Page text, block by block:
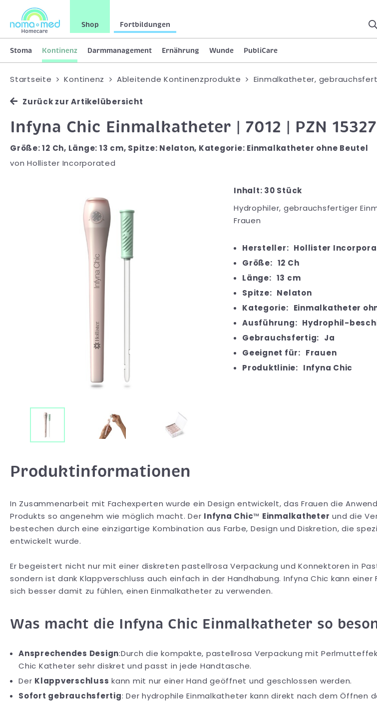
Shop Fortbildungen
Stoma Kontinenz Darmmanagement Ernährung Wunde PubliCare
Startseite Kontinenz Ableitende Kontinenzprodukte Einmalkatheter,
Zurück zur Artikelübersicht
Infyna Chic Einmalkatheter | 7012 | PZN
Größe: 12 Ch, Länge: 13 cm, Spitze: Nelaton, Kategorie: Einmalkatheter ohne Beutel
von Hollister Incorporated
Inhalt: 30 Stück
Hydrophiler, gebrauchsfertiger
Frauen
Hersteller: Hollister
Größe: 12 Ch
Länge: 13 cm
Spitze: Nelaton
Kategorie: Einmalkatheter
Ausführung: Hydrophil-
Gebrauchsfertig: Ja
Geeignet für: Frauen
Produktlinie: Infyna Chic
Produktinformationen
In Zusammenarbeit mit Fachexperten wurde ein Design entwickelt, das Frauen die
Produkts so angenehm wie möglich macht. Der Infyna Chic™ Einmalkatheter und die
bestechen durch eine einzigartige Kombination aus Farbe, Design und Diskretion, die
entwickelt wurde.
Er begeistert nicht nur mit einer diskreten pastellrosa Verpackung und Konnektoren in
sondern ist dank Klappverschluss auch einfach in der Handhabung. Infyna Chic kann einer
sich besser damit zu fühlen, einen Einmalkatheter zu verwenden.
Was macht die Infyna Chic Einmalkatheter so
Ansprechendes Design:Durch die kompakte, pastellrosa Verpackung mit
Chic Katheter sehr diskret und passt in jede Handtasche.
Der Klappverschluss kann mit nur einer Hand geöffnet und geschlossen werden.
Sofort gebrauchsfertig: Der hydrophile Einmalkatheter kann direkt nach dem Öffnen